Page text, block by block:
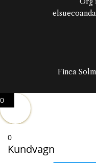
Finca
0
0
Kundvagn